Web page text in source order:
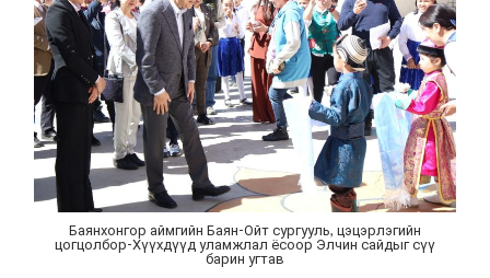
Баянхонгор аймгийн Баян-Ойт сургууль, цэцэрлэгийн
цогцолбор-Хүүхдүүд уламжлал ёсоор Элчин сайдыг сүү
барин угтав